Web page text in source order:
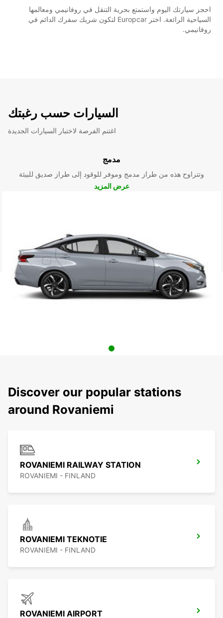
احجز سيارتك اليوم واستمتع بحرية التنقل في روفانيمي ومعالمها
السياحية الرائعة. اختر Europcar لتكون شريك سفرك الدائم في
روفانيمي.
السيارات حسب رغبتك
اغتنم الفرصة لاختبار السيارات الجديدة
مدمج
وتتراوح هذه من طراز مدمج وموفر للوقود إلى طراز صديق للبيئة
عرض المزيد
Discover our popular stations
around Rovaniemi
ROVANIEMI RAILWAY STATION
ROVANIEMI - FINLAND
ROVANIEMI TEKNOTIE
ROVANIEMI - FINLAND
ROVANIEMI AIRPORT